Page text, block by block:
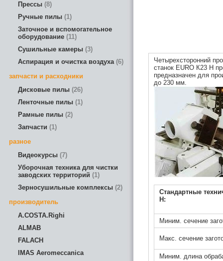
Прессы 8
Ручные пилы 1
Заточное и вспомогательное
оборудование 11
Сушильные камеры 3
Аспирация и очистка воздуха 6
запчасти и расходники
Дисковые пилы 26
Ленточные пилы 1
Рамные пилы 2
Запчасти
1
разное
Видеокурсы 7
Уборочная техника для чистки
заводских территорий
1
Зерносушильные комплексы 2
производитель
A.COSTA.Righi
ALMAB
FALACH
IMAS Aeromeccanica
Четырехсторонний
станок EURO К23 H
предназначен для
до 230 мм.
Стандартные
H:
Миним. сечение
Макс. сечение
Миним. длина